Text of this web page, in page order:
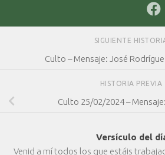
SIGUIENTE
Culto – Mensaje: José
HISTORIA PREVIA
Culto 25/02/2024 –
Versículo del
Venid a mí todos los que estáis